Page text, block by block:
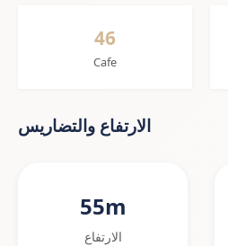
46
Cafe
الارتفاع والتضاريس
55m
الارتفاع